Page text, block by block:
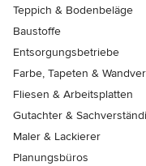
Teppich & Bodenbeläge
Baustoffe
Entsorgungsbetriebe
Farbe, Tapeten &
Fliesen & Arbeitsplatten
Gutachter &
Maler & Lackierer
Planungsbüros